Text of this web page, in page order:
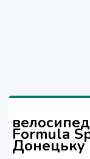
Formula
Донецьку